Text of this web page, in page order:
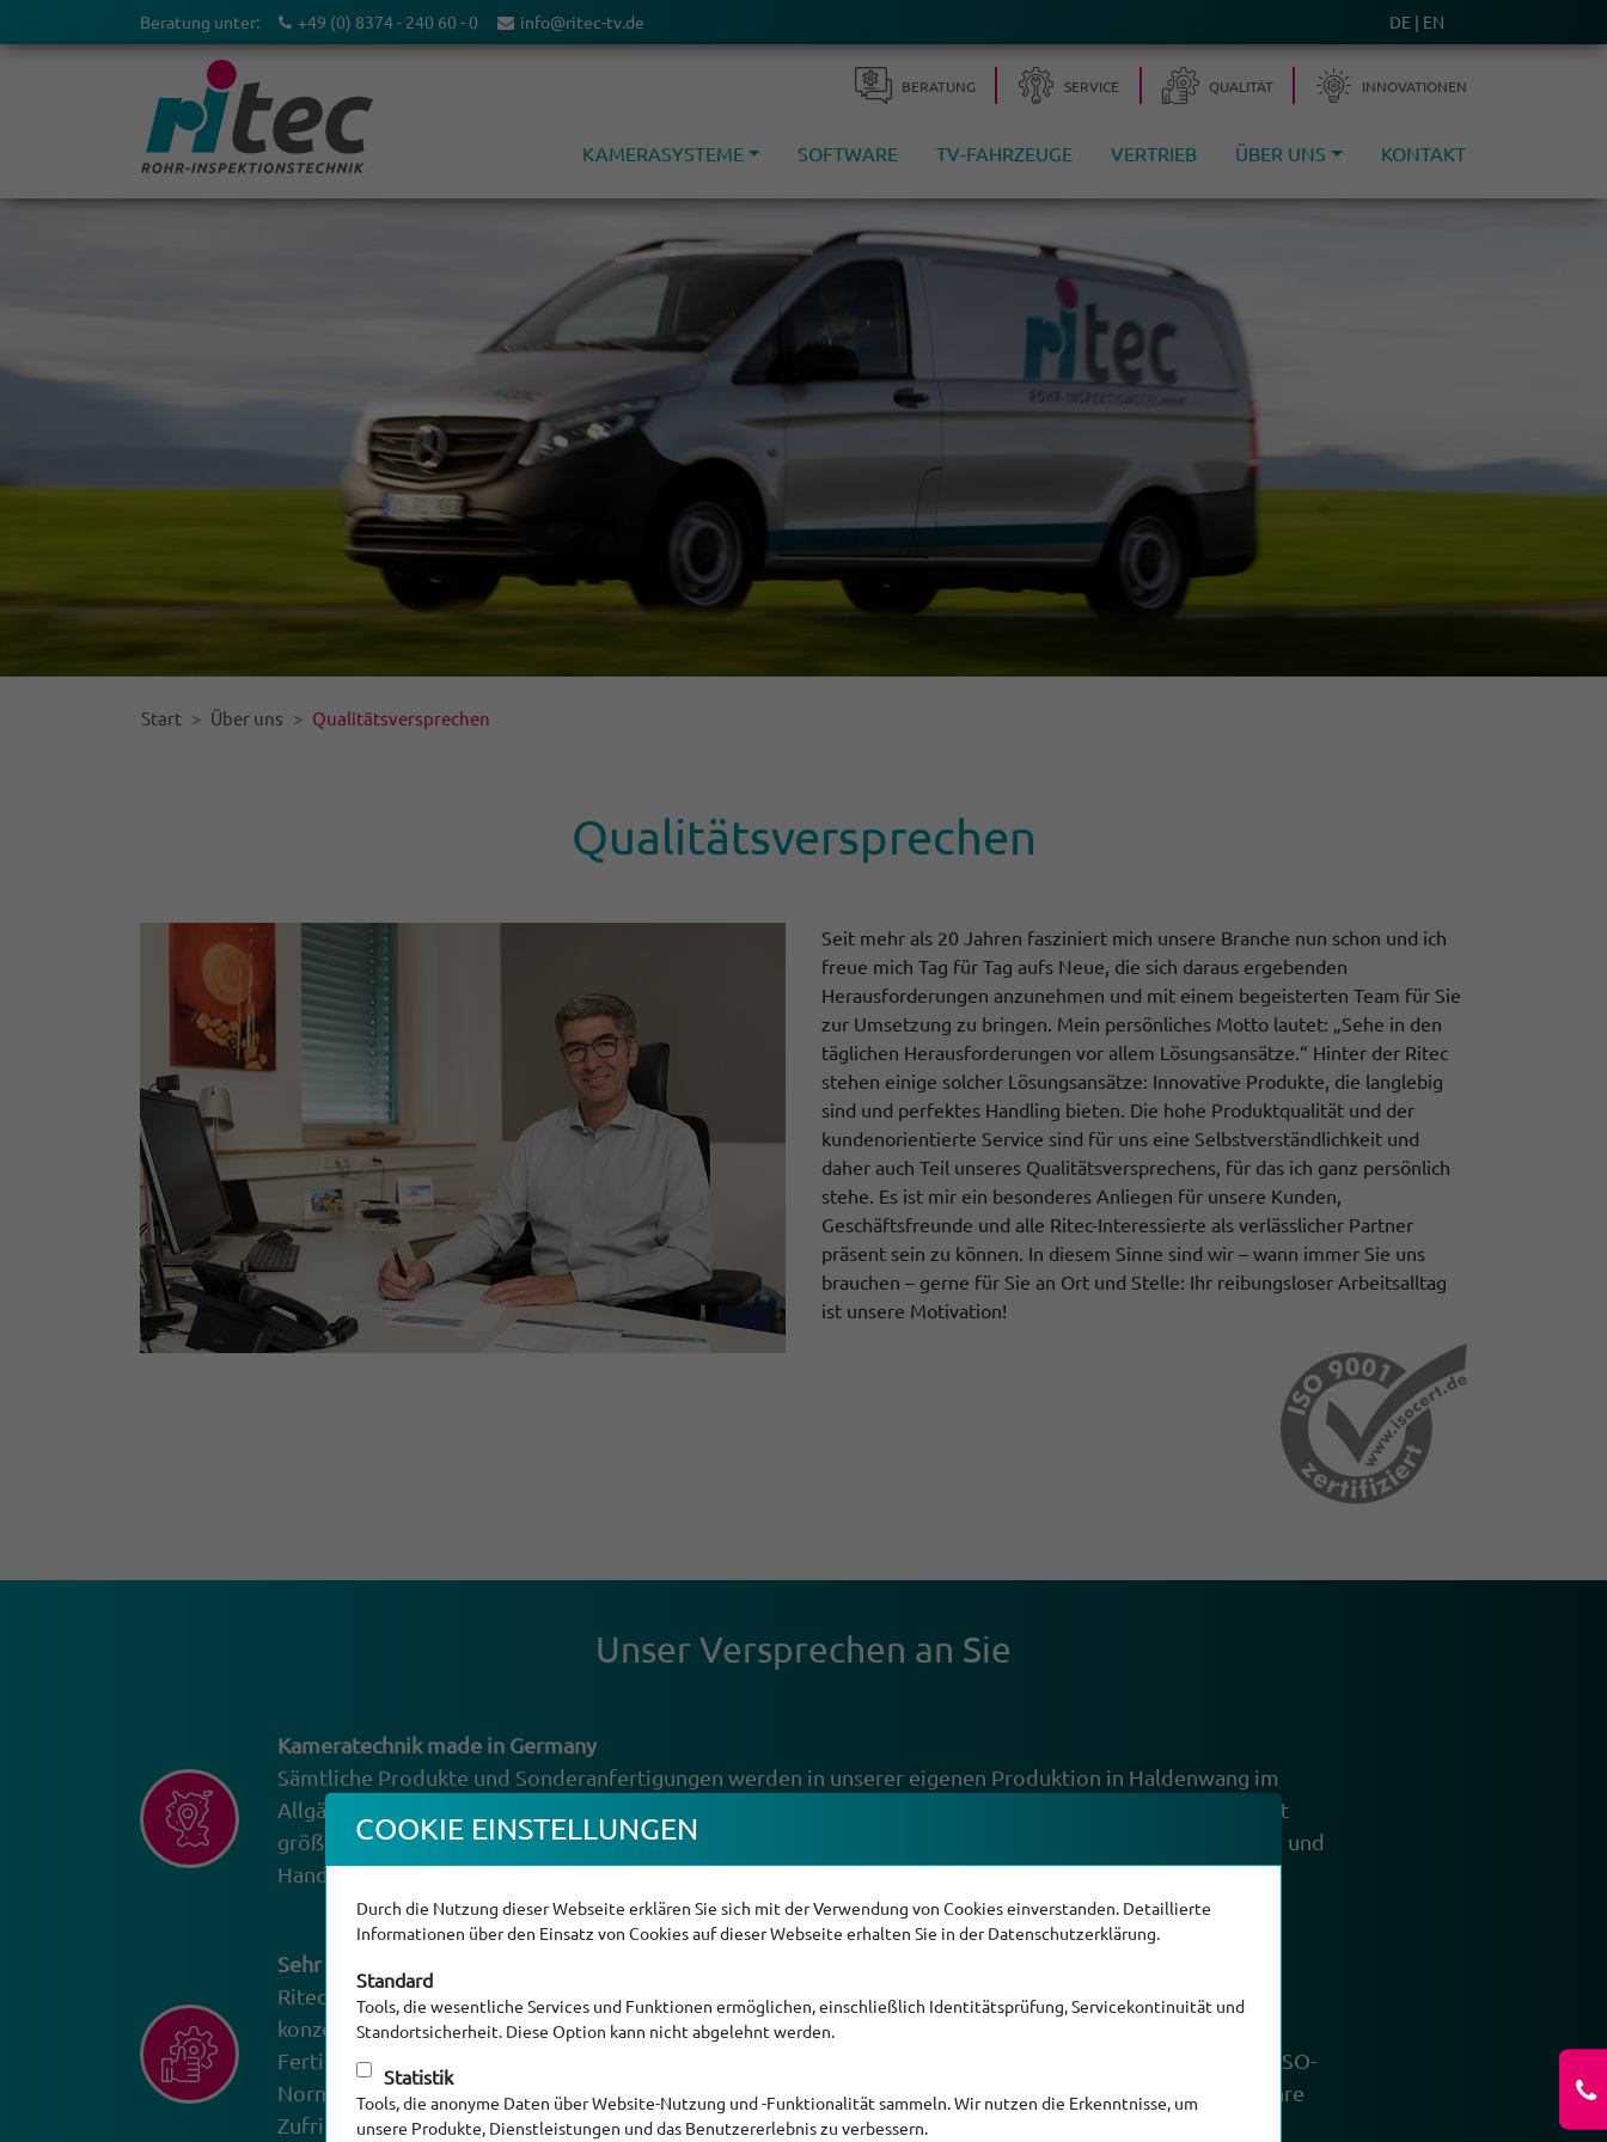
Beratung unter: +49 (0) 8374 - 240 60 - 0 info@ritec-tv.de DE EN
BERA­TUNG SERVICE QUALITÄT INNOVA­TIONEN
KAMERASYSTEME SOFTWARE TV-FAHRZEUGE VERTRIEB ÜBER UNS KONTAKT
Start Über uns Qualitätsversprechen
Qualitäts­ver­spre­chen
Seit mehr als 20 Jahren fasziniert mich unsere Branche nun schon und ich
freue mich Tag für Tag aufs Neue, die sich daraus ergebenden
Herausforderungen anzunehmen und mit einem begeisterten Team für Sie
zur Umsetzung zu bringen. Mein persönliches Motto lautet: „Sehe in den
täglichen Herausforderungen vor allem Lösungsansätze.“ Hinter der Ritec
stehen einige solcher Lösungsansätze: Innovative Produkte, die langlebig
sind und perfektes Handling bieten. Die hohe Produktqualität und der
kundenorientierte Service sind für uns eine Selbstverständlichkeit und
daher auch Teil unseres Qualitätsversprechens, für das ich ganz persönlich
stehe. Es ist mir ein besonderes Anliegen für unsere Kunden,
Geschäftsfreunde und alle Ritec-Interessierte als verlässlicher Partner
präsent sein zu können. In diesem Sinne sind wir – wann immer Sie uns
brauchen – gerne für Sie an Ort und Stelle: Ihr reibungsloser Arbeitsalltag
ist unsere Motivation!
Unser Verspre­chen an Sie
Kameratechnik made in Germany
Sämtliche Produkte und Sonderanfertigungen werden in unserer eigenen Produktion in Haldenwang im
Allgäu entwickelt und montiert. Außerdem wählen wir unsere Zulieferer so regional wie möglich und mit
größter Sorgfalt aus. So können Sie sicher sein, dass Ihr Ritec-Kamerasystem durch langjährige Erfahrung und
Handwerkskunst solide und zuverlässig arbeitet.
Sehr hohe Fertigungsqualität
Ritec-Geräte tun, was sie tun sollen und das ziemlich lange. So können Sie sich ganz auf Ihre Arbeit
konzentrieren. Für die ausgezeichnet hohe Qualität setzen wir neben modernsten CNC-gesteuerten
Fertigungsanlagen unserer Zulieferer ebenso auf fachmännische Handarbeit. Außerdem wird unter der ISO-
Norm 9001:2015 jährlich geprüft, ob unser Qualitätsmanagement die Kriterien dafür weiterhin erfüllt. Ihre
Zufriedenheit steht bei uns an erster Stelle!
COOKIE EINSTEL­LUNGEN
Durch die Nutzung dieser Webseite erklären Sie sich mit der Verwendung von Cookies einverstanden. Detaillierte
Informationen über den Einsatz von Cookies auf dieser Webseite erhalten Sie in der Datenschutzerklärung.
Standard
Tools, die wesentliche Services und Funktionen ermöglichen, einschließlich Identitätsprüfung, Servicekontinuität und
Standortsicherheit. Diese Option kann nicht abgelehnt werden.
Statistik
Tools, die anonyme Daten über Website-Nutzung und -Funktionalität sammeln. Wir nutzen die Erkenntnisse, um
unsere Produkte, Dienstleistungen und das Benutzererlebnis zu verbessern.